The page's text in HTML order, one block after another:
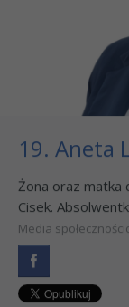
19. Aneta
Żona oraz matka
Cisek.
Media